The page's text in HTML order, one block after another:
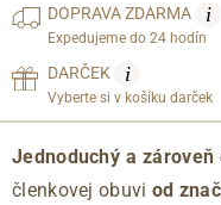
DOPRAVAZDARMA i
Expedujeme do 24 hodín
DARČEK i
Vyberte si v košíku darček
Jednoduchý a
členkovej obuvi od